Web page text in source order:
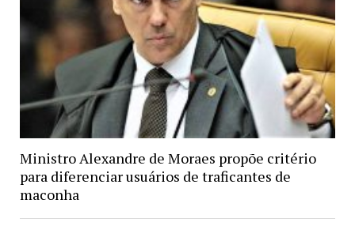
Ministro Alexandre de Moraes propõe critério
para diferenciar usuários de traficantes de
maconha